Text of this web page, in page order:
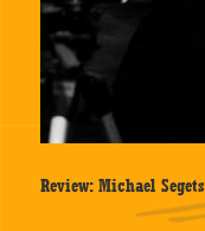
Review: Michael Segets